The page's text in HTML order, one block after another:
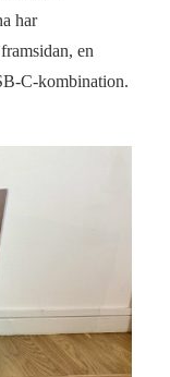
har
en
C-kombination.